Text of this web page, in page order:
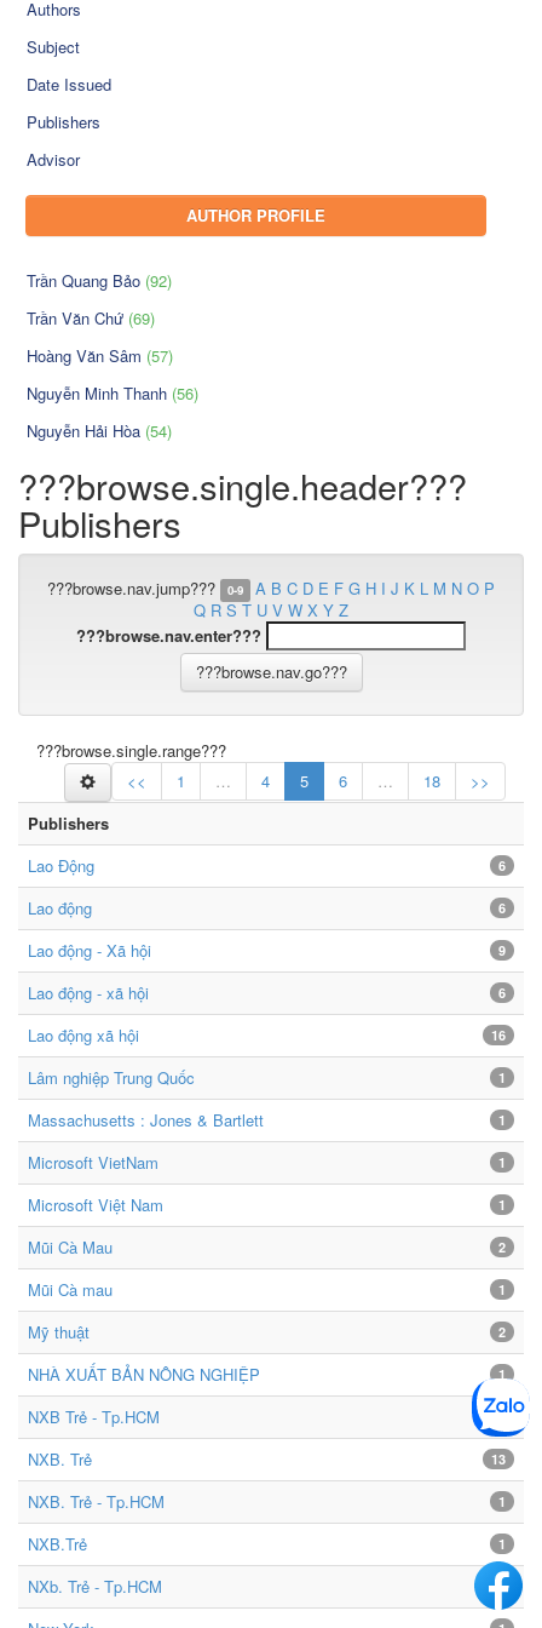
Authors
Subject
Date Issued
Publishers
Advisor
AUTHOR PROFILE
Trần Quang Bảo (92)
Trần Văn Chứ (69)
Hoàng Văn Sâm (57)
Nguyễn Minh Thanh (56)
Nguyễn Hải Hòa (54)
???browse.single.header???
Publishers
???browse.nav.jump??? 0-9 A B C D E F G H I J K L M N O P
Q R S T U V W X Y Z
???browse.nav.enter???
???browse.single.range???
<<
1 … 4 5 6 … 18
>>
Publishers
Lao Động
6
Lao động 6
Lao động - Xã hội 9
Lao động - xã hội 6
Lao động xã hội 16
Lâm nghiệp Trung Quốc 1
Massachusetts : Jones & Bartlett 1
Microsoft VietNam 1
Microsoft Việt Nam 1
Mũi Cà Mau 2
Mũi Cà mau 1
Mỹ thuật 2
NHÀ XUẤT BẢN NÔNG NGHIỆP 1
NXB Trẻ - Tp.HCM 1
NXB. Trẻ 13
NXB. Trẻ - Tp.HCM 1
NXB.Trẻ 1
NXb. Trẻ - Tp.HCM 9